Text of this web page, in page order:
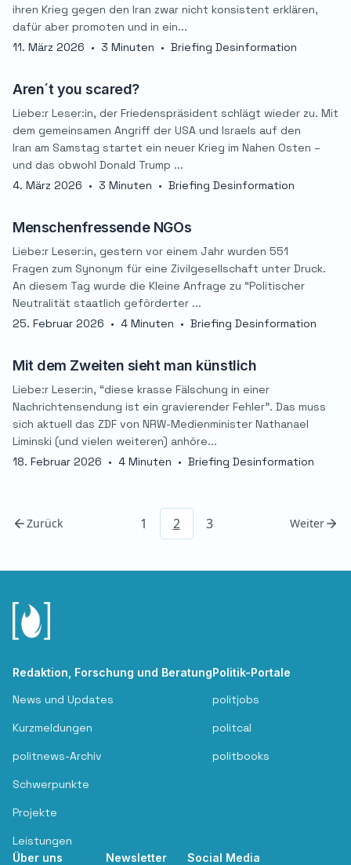
ihren Krieg gegen den Iran zwar nicht konsistent erklären,
dafür aber promoten und in ein...
11. März 2026 • 3 Minuten • Briefing Desinformation
Aren´t you scared?
Liebe:r Leser:in, der Friedenspräsident schlägt wieder zu. Mit
dem gemeinsamen Angriff der USA und Israels auf den
Iran am Samstag startet ein neuer Krieg im Nahen Osten –
und das obwohl Donald Trump ...
4. März 2026 • 3 Minuten • Briefing Desinformation
Menschenfressende NGOs
Liebe:r Leser:in, gestern vor einem Jahr wurden 551
Fragen zum Synonym für eine Zivilgesellschaft unter Druck.
An diesem Tag wurde die Kleine Anfrage zu “Politischer
Neutralität staatlich geförderter ...
25. Februar 2026 • 4 Minuten • Briefing Desinformation
Mit dem Zweiten sieht man künstlich
Liebe:r Leser:in, “diese krasse Fälschung in einer
Nachrichtensendung ist ein gravierender Fehler”. Das muss
sich aktuell das ZDF von NRW-Medienminister Nathanael
Liminski (und vielen weiteren) anhöre...
18. Februar 2026 • 4 Minuten • Briefing Desinformation
Zurück 1 2 3 Weiter
Redaktion, Forschung und Beratung
News und Updates
Kurzmeldungen
politnews-Archiv
Schwerpunkte
Projekte
Leistungen
Politik-Portale
politjobs
politcal
politbooks
Über uns Newsletter Social Media